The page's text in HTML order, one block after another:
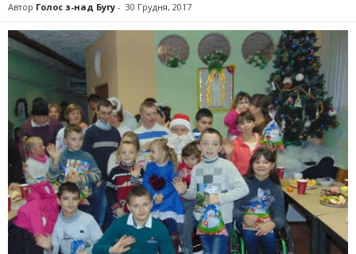
Автор Голос з-над Бугу - 30 Грудня, 2017